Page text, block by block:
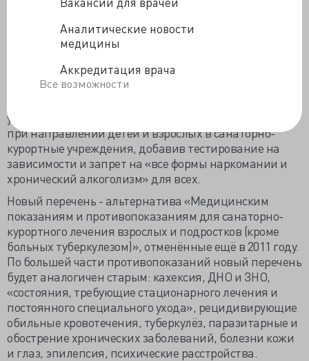
Аналитические новости
медицины
Аккредитация врача
Все возможности
или его родители откажутся сдавать анализы, в
Вопрос о целесообразности тестирования будет
но с 15- летия школьника проверку на алкогольную и
наркотическую зависимость предполагается сделать
утвердить перечень показаний и противопоказаний
при направлении детей и взрослых в санаторно-
курортные учреждения, добавив тестирование на
зависимости и запрет на «все формы наркомании и
хронический алкоголизм» для всех.
Новый перечень - альтернатива «Медицинским
показаниям и противопоказаниям для санаторно-
курортного лечения взрослых и подростков (кроме
больных туберкулезом)», отменённые ещё в 2011 году.
По большей части противопоказаний новый перечень
будет аналогичен старым: кахексия, ДНО и ЗНО,
«состояния, требующие стационарного лечения и
постоянного специального ухода», рецидивирующие
обильные кровотечения, туберкулёз, паразитарные и
обострение хронических заболеваний, болезни кожи
и глаз, эпилепсия, психические расстройства.